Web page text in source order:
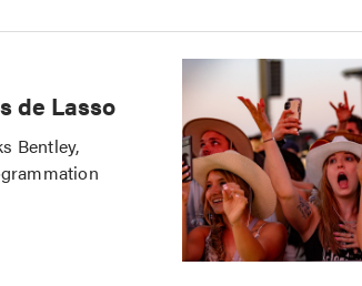
de Lasso
Bentley,